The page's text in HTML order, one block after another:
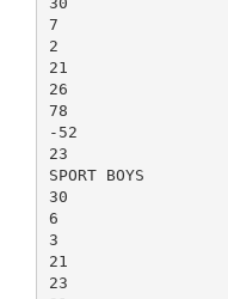
7
2
21
26
78
-52
23
SPORT BOYS
30
6
3
21
23